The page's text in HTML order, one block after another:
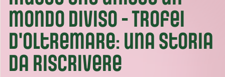
mondo diviso - Trofei
d'oltremare: una storia
da riscrivere